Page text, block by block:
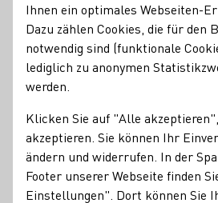
Weinprobiertage
Margarethenhof
die lockere
Verkostet an beiden Tagen von 13
Weinjahrgang 2024 und unser
Ihnen ein optimales Webseiten-
Dazu zählen Cookies, die für den
notwendig sind (funktionale
lediglich zu anonymen
werden.
Klicken Sie auf "Alle
akzeptieren. Sie können Ihr
ändern und widerrufen. In der
Footer unserer Webseite finden
Einstellungen". Dort können Sie